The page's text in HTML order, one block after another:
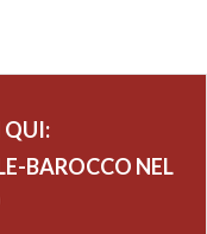
QUI:
BAROCCO NEL